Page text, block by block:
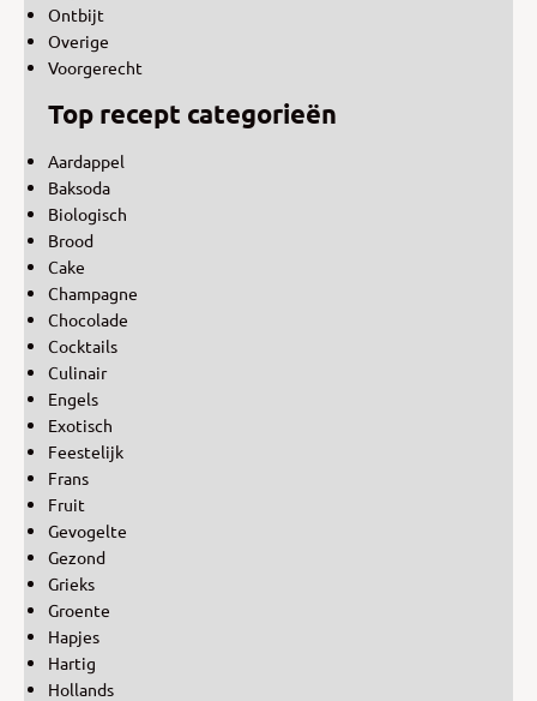
Ontbijt
Overige
Voorgerecht
Top recept categorieën
Aardappel
Baksoda
Biologisch
Brood
Cake
Champagne
Chocolade
Cocktails
Culinair
Engels
Exotisch
Feestelijk
Frans
Fruit
Gevogelte
Gezond
Grieks
Groente
Hapjes
Hartig
Hollands